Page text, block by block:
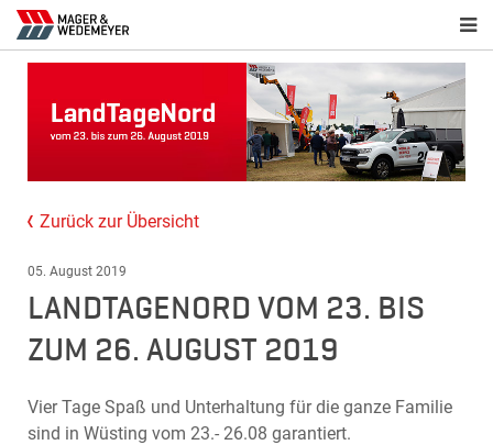
Zurück zur Übersicht
05. August 2019
LANDTAGENORD VOM 23. BIS
ZUM 26. AUGUST 2019
Vier Tage Spaß und Unterhaltung für die ganze Familie
sind in Wüsting vom 23.- 26.08 garantiert.